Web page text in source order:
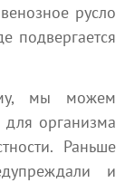
русло
подвергается
мы можем
для организма
Раньше
и